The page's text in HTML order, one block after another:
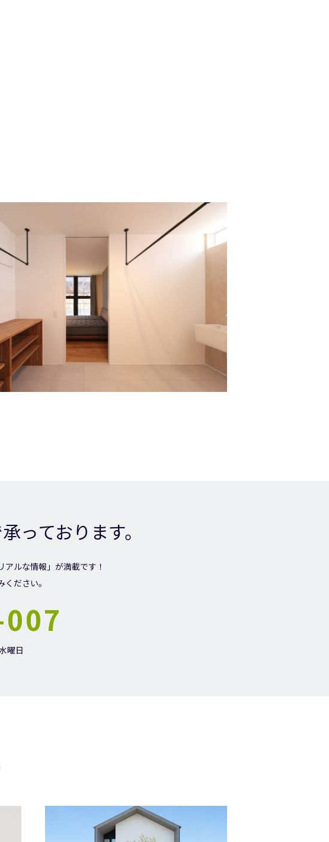
っております。
ルな情報」が満載です！
ださい。
曜日